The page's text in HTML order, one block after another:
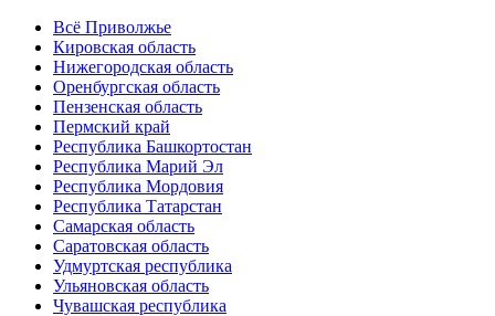
Всё Приволжье
Кировская область
Нижегородская область
Оренбургская область
Пензенская область
Пермский край
Республика Башкортостан
Республика Марий Эл
Республика Мордовия
Республика Татарстан
Самарская область
Саратовская область
Удмуртская республика
Ульяновская область
Чувашская республика